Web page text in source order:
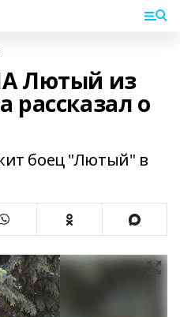
Лютый из
рассказал о
боец "Лютый" в